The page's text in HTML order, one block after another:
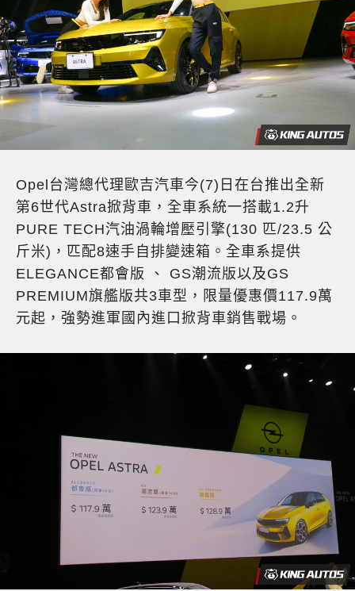
Opel台灣總代理歐吉汽車今(7)日在台推出全新
第6世代Astra掀背車，全車系統一搭載1.2升
PURE TECH汽油渦輪增壓引擎(130 匹/23.5 公
斤米)，匹配8速手自排變速箱。全車系提供
ELEGANCE都會版 、 GS潮流版以及GS
PREMIUM旗艦版共3車型，限量優惠價117.9萬
元起，強勢進軍國內進口掀背車銷售戰場。